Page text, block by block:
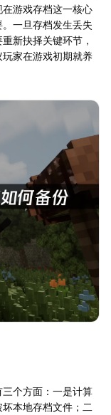
游戏存档这一核心
一旦存档发生丢失
新抉择关键环节，
家在游戏初期就养
个方面：一是计算
本地存档文件；二